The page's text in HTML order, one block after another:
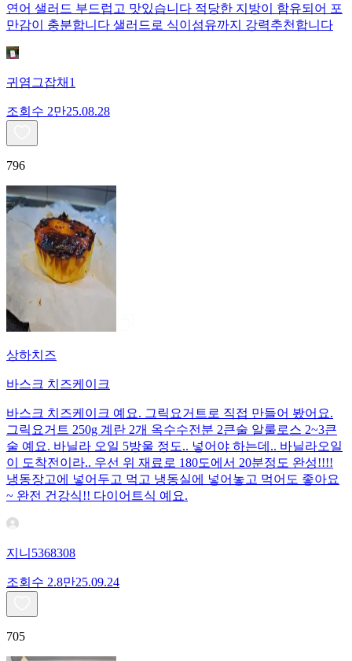
연어 샐러드 부드럽고 맛있습니다 적당한 지방이 함유되어 포
만감이 충분합니다 샐러드로 식이섬유까지 강력추천합니다
귀염그잡채1
조회수 2만25.08.28
796
상하치즈
바스크 치즈케이크
바스크 치즈케이크 예요. 그릭요거트로 직접 만들어 봤어요.
그릭요거트 250g 계란 2개 옥수수전분 2큰술 알룰로스 2~3큰
술 예요. 바닐라 오일 5방울 정도.. 넣어야 하는데.. 바닐라오일
이 도착전이라.. 우선 위 재료로 180도에서 20분정도 완성!!!!
냉동장고에 넣어두고 먹고 냉동실에 넣어놓고 먹어도 좋아요
~ 완전 건강식!! 다이어트식 예요.
지니5368308
조회수 2.8만25.09.24
705